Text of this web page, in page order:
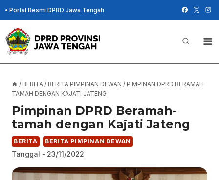
Skip
to
content
• Portal Resmi DPRD Jawa Tengah
/ BERITA / BERITA PIMPINAN DEWAN / PIMPINAN DPRD BERAMAH-
TAMAH DENGAN KAJATI JATENG
Pimpinan DPRD Beramah-
tamah dengan Kajati Jateng
BERITA BERITA PIMPINAN DEWAN
Tanggal - 23/11/2022